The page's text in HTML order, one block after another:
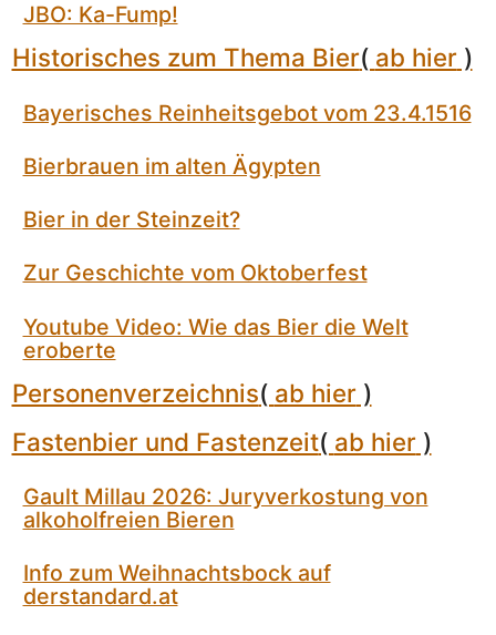
JBO: Ka-Fump!
Historisches zum Thema Bier( ab hier)
Bayerisches Reinheitsgebot vom 23.4.1516
Bierbrauen im alten Ägypten
Bier in der Steinzeit?
Zur Geschichte vom Oktoberfest
Youtube Video: Wie das Bier die Welt
eroberte
Personenverzeichnis( ab hier)
Fastenbier und Fastenzeit( ab hier)
Gault Millau 2026: Juryverkostung von
alkoholfreien Bieren
Info zum Weihnachtsbock auf
derstandard.at